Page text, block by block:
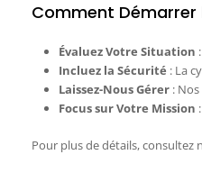
Comment Démarrer
Évaluez Votre Situation
Incluez la Sécurité : La
Laissez-Nous Gérer :
Focus sur Votre Mission
Pour plus de détails, consultez